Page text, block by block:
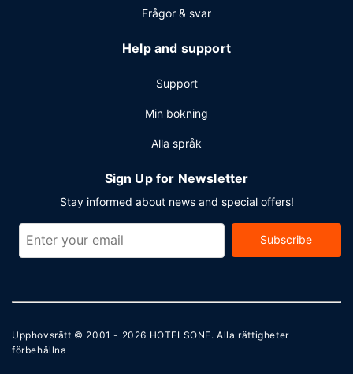
Frågor & svar
Help and support
Support
Min bokning
Alla språk
Sign Up for Newsletter
Stay informed about news and special offers!
Subscribe
Upphovsrätt © 2001 - 2026 HOTELSONE. Alla rättigheter
förbehållna